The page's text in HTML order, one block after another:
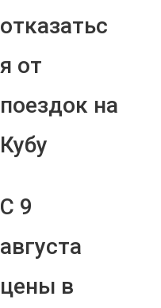
отказатьс
я от
поездок на
Кубу
С 9
августа
цены в